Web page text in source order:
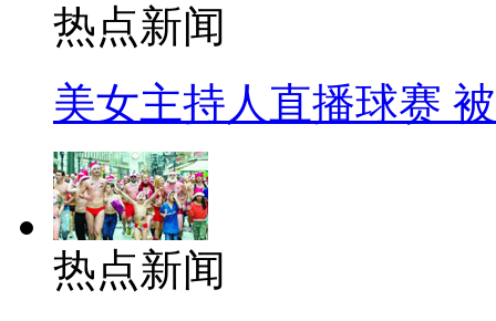
热点新闻
美女主持人直播球赛
热点新闻